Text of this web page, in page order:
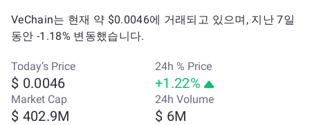
VeChain는 현재 약 $0.0046에 거래되고 있으며, 지난 7일
동안 -1.18% 변동했습니다.
Today’s Price
$ 0.0046
24h % Price
+1.22%
Market Cap
$ 402.9M
24h Volume
$ 6M